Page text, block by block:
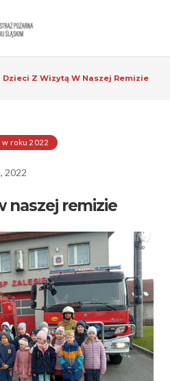
Dzieci Z Wizytą W Naszej Remizie
roku 2022
2022
naszej remizie